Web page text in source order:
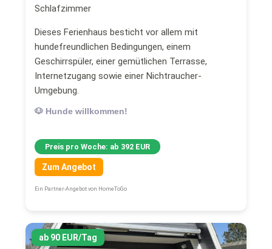
Schlafzimmer
Dieses Ferienhaus besticht vor allem mit
hundefreundlichen Bedingungen, einem
Geschirrspüler, einer gemütlichen Terrasse,
Internetzugang sowie einer Nichtraucher-
Umgebung.
🐶 Hunde willkommen!
Preis pro Woche: ab 392 EUR
Zum Angebot
Ein Partner-Angebot von HomeToGo
ab 90 EUR/Tag